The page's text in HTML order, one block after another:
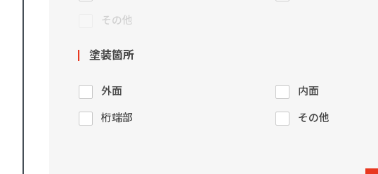
その他
塗装箇所
外面 内面
桁端部 その他